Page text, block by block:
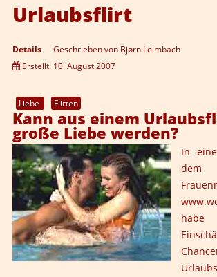
Urlaubsflirt
Details Geschrieben von Bjørn Leimbach
Erstellt: 10. August 2007
Liebe Flirten
Kann aus einem
große Liebe werden?
In